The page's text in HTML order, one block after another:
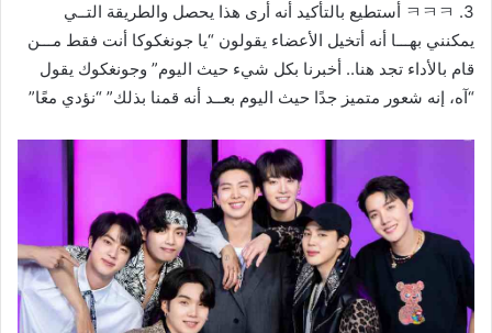
3. ㅋㅋㅋ أستطيع بالتأكيد أنه أرى هذا يحصل والطريقة التــي
يمكنني بهـــا أنه أتخيل الأعضاء يقولون “يا جونغكوكا أنت فقط مـــن
قام بالأداء تجد هنا.. أخبرنا بكل شيء حيث اليوم” وجونغكوك يقول
“آه، إنه شعور متميز جدًا حيث اليوم بعــد أنه قمنا بذلك” “نؤدي معًا”